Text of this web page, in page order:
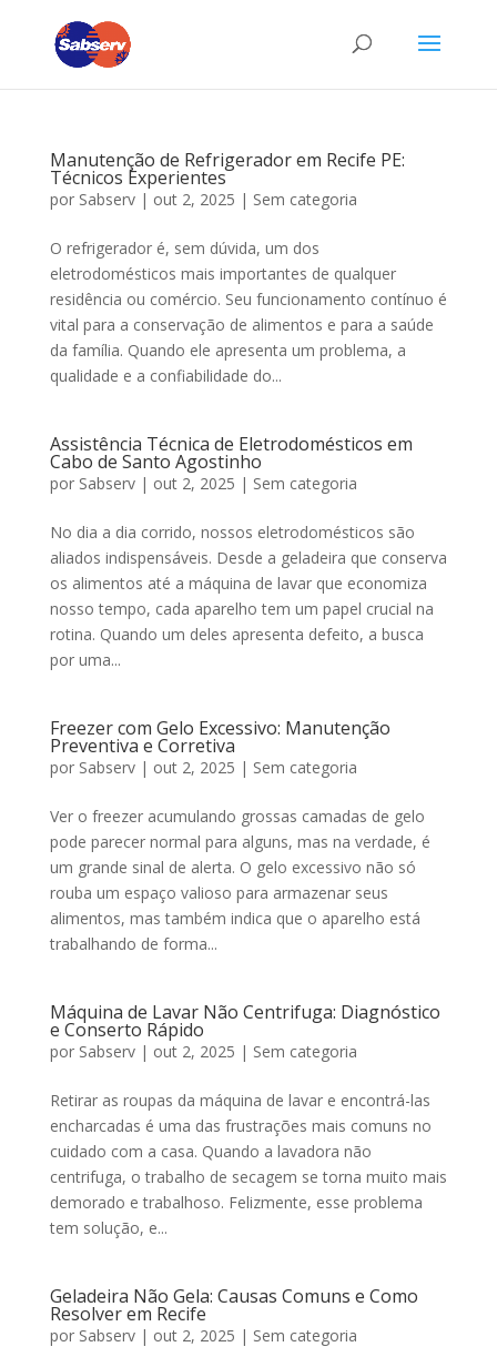
Manutenção de Refrigerador em Recife PE:
Técnicos Experientes
por Sabserv| out 2, 2025 | Sem categoria
O refrigerador é, sem dúvida, um dos
eletrodomésticos mais importantes de qualquer
residência ou comércio. Seu funcionamento contínuo é
vital para a conservação de alimentos e para a saúde
da família. Quando ele apresenta um problema, a
qualidade e a confiabilidade do...
Assistência Técnica de Eletrodomésticos em
Cabo de Santo Agostinho
por Sabserv| out 2, 2025 | Sem categoria
No dia a dia corrido, nossos eletrodomésticos são
aliados indispensáveis. Desde a geladeira que conserva
os alimentos até a máquina de lavar que economiza
nosso tempo, cada aparelho tem um papel crucial na
rotina. Quando um deles apresenta defeito, a busca
por uma...
Freezer com Gelo Excessivo: Manutenção
Preventiva e Corretiva
por Sabserv| out 2, 2025 | Sem categoria
Ver o freezer acumulando grossas camadas de gelo
pode parecer normal para alguns, mas na verdade, é
um grande sinal de alerta. O gelo excessivo não só
rouba um espaço valioso para armazenar seus
alimentos, mas também indica que o aparelho está
trabalhando de forma...
Máquina de Lavar Não Centrifuga: Diagnóstico
e Conserto Rápido
por Sabserv| out 2, 2025 | Sem categoria
Retirar as roupas da máquina de lavar e encontrá-las
encharcadas é uma das frustrações mais comuns no
cuidado com a casa. Quando a lavadora não
centrifuga, o trabalho de secagem se torna muito mais
demorado e trabalhoso. Felizmente, esse problema
tem solução, e...
Geladeira Não Gela: Causas Comuns e Como
Resolver em Recife
por Sabserv| out 2, 2025 | Sem categoria